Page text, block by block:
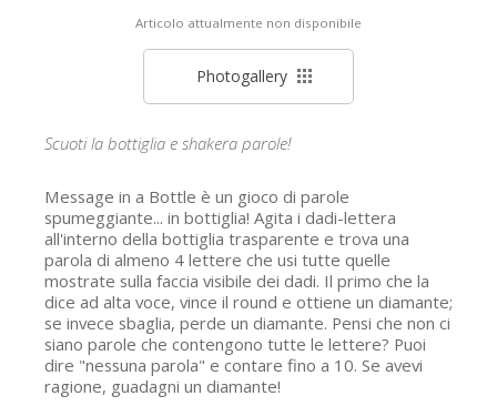
Articolo attualmente non disponibile
Photogallery
Scuoti la bottiglia e shakera parole!
Message in a Bottle è un gioco di parole
spumeggiante... in bottiglia! Agita i dadi-lettera
all'interno della bottiglia trasparente e trova una
parola di almeno 4 lettere che usi tutte quelle
mostrate sulla faccia visibile dei dadi. Il primo che la
dice ad alta voce, vince il round e ottiene un diamante;
se invece sbaglia, perde un diamante. Pensi che non ci
siano parole che contengono tutte le lettere? Puoi
dire "nessuna parola" e contare fino a 10. Se avevi
ragione, guadagni un diamante!